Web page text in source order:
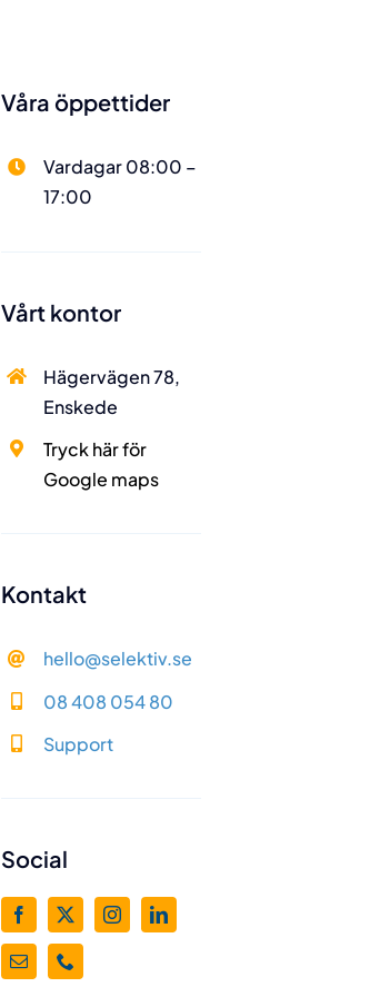
Våra öppettider
Vardagar 08:00 –
17:00
Vårt kontor
Hägervägen 78,
Enskede
Tryck här för
Google maps
Kontakt
hello@selektiv.se
08 408 054 80
Support
Social
08:00 – 17:00
Google maps
Support